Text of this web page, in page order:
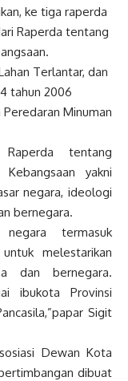
ke tiga raperda
Raperda tentang
Terlantar, dan
tahun 2006
Minuman
Raperda tentang
yakni
negara, ideologi
bernegara.
termasuk
melestarikan
dan bernegara.
ibukota Provinsi
Sigit
Dewan Kota
dibuat